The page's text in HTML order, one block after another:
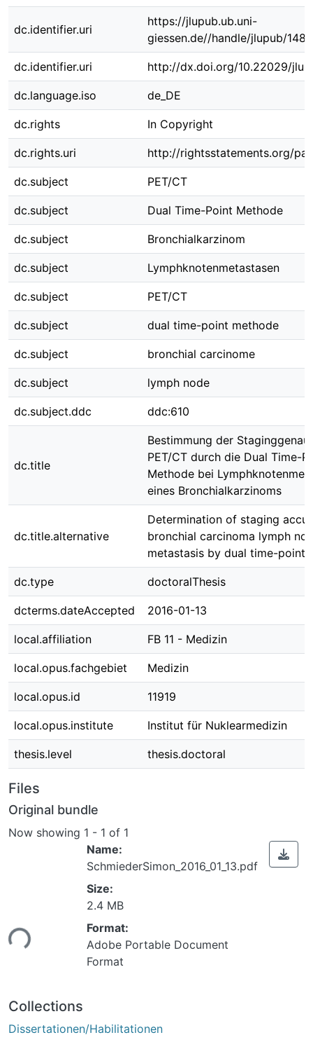
dc.identifier.uri
https://jlupub.ub.uni-
giessen.de//handle/jlupub/
dc.identifier.uri http://dx.doi.org/10.22029/
dc.language.iso de_DE
dc.rights In Copyright
dc.rights.uri http://rightsstatements.org/
dc.subject PET/CT
dc.subject Dual Time-Point Methode
dc.subject Bronchialkarzinom
dc.subject Lymphknotenmetastasen
dc.subject PET/CT
dc.subject dual time-point methode
dc.subject bronchial carcinome
dc.subject lymph node
dc.subject.ddc ddc:610
dc.title
Bestimmung der
PET/CT durch die Dual Time-
Methode bei
eines Bronchialkarzinoms
dc.title.alternative
Determination of staging
bronchial carcinoma lymph
metastasis by dual time-point
dc.type doctoralThesis
dcterms.dateAccepted 2016-01-13
local.affiliation FB 11 - Medizin
local.opus.fachgebiet Medizin
local.opus.id 11919
local.opus.institute Institut für Nuklearmedizin
thesis.level thesis.doctoral
Files
Original bundle
Now showing 1 - 1 of 1
Loading...
Name:
SchmiederSimon_2016_01_13.pdf
Size:
2.4 MB
Format:
Adobe Portable Document
Format
Collections
Dissertationen/Habilitationen